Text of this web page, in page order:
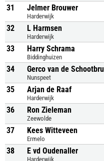
31 Jelmer Brouwer
Harderwijk
32 L Harmsen
Harderwijk
33 Harry Schrama
Biddinghuizen
34 Gerco van de Schootbru
Nunspeet
35 Arjan de Raaf
Harderwijk
36 Ron Zieleman
Zeewolde
37 Kees Witteveen
Ermelo
38 E vd Oudenaller
Harderwijk